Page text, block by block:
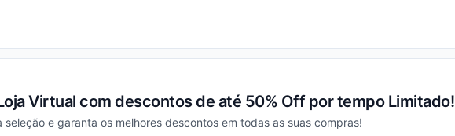
Virtual com descontos de até 50% Off por tempo Limitado!
e garanta os melhores descontos em todas as suas compras!